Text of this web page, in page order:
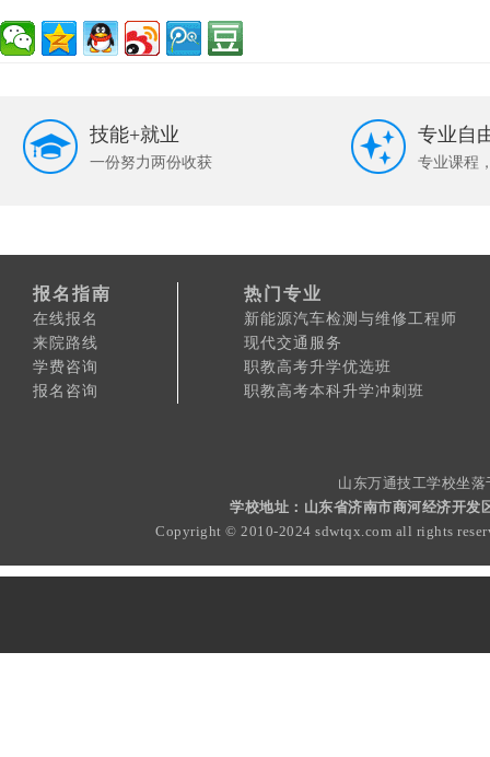
技能+就业
一份努力两份收获
专业自
专业课程
报名指南
在线报名
来院路线
学费咨询
报名咨询
热门专业
新能源汽车检测与维修工程师
现代交通服务
职教高考升学优选班
职教高考本科升学冲刺班
山东万通技工学校坐
学校地址：山东省济南市商河经济开发
Copyright © 2010-2024 sdwtqx.com all rights